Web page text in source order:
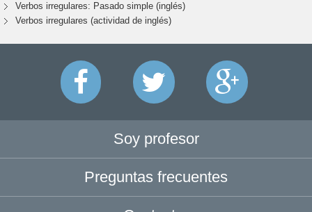
Verbos irregulares: Pasado simple (inglés)
Verbos irregulares (actividad de inglés)
Soy profesor
Preguntas frecuentes